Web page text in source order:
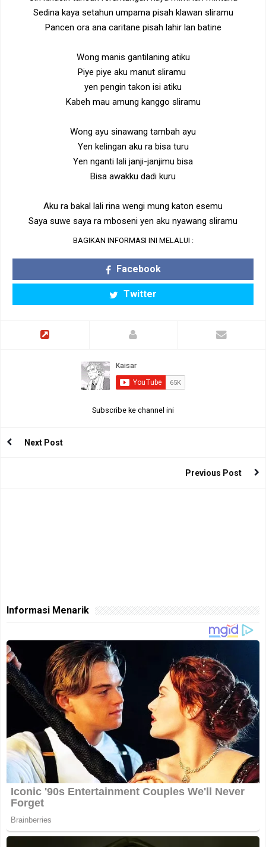
Sedina kaya setahun umpama pisah klawan sliramu
Pancen ora ana caritane pisah lahir lan batine
Wong manis gantilaning atiku
Piye piye aku manut sliramu
yen pengin takon isi atiku
Kabeh mau amung kanggo sliramu
Wong ayu sinawang tambah ayu
Yen kelingan aku ra bisa turu
Yen nganti lali janji-janjimu bisa
Bisa awakku dadi kuru
Aku ra bakal lali rina wengi mung katon esemu
Saya suwe saya ra mboseni yen aku nyawang sliramu
BAGIKAN INFORMASI INI MELALUI :
Facebook
Twitter
Subscribe ke channel ini
Next Post
Previous Post
Informasi Menarik